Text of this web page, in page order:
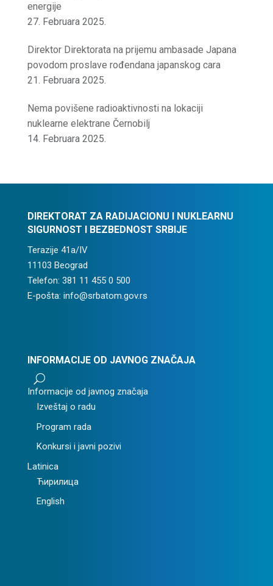
energije
27. Februara 2025.
Direktor Direktorata na prijemu ambasade Japana
povodom proslave rođendana japanskog cara
21. Februara 2025.
Nema povišene radioaktivnosti na lokaciji
nuklearne elektrane Černobilj
14. Februara 2025.
DIREKTORAT ZA RADIJACIONU I NUKLEARNU
SIGURNOST I BEZBEDNOST SRBIJE
Terazije 41a/IV
11103 Beograd
Telefon: 381 11 455 0 500
E-pošta: info@srbatom.gov.rs
INFORMACIJE OD JAVNOG ZNAČAJA
U
Informacije od javnog značaja
Izveštaj o radu
Program rada
Konkursi i javni pozivi
Latinica
Ћирилица
English